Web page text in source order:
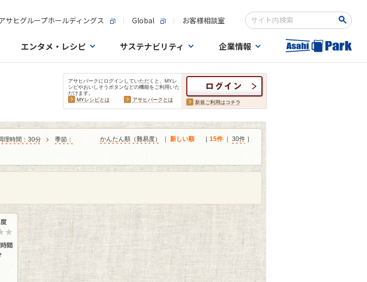
サヒグループホールディングス Global お客様相談室
検索キーワード入力
エンタメ・レシピ サステナビリティ 企業情報
アサヒパークにログインしていただくと、MYレ
シピやおいしそうボタンなどの機能をご利用いた
だけます。
MYレシピとは
アサヒパークとは 新規ご利用はコチラ
理時間：30分
季節：
かんたん順（難易度） 新しい順 ［ 15件｜ 30件 ］